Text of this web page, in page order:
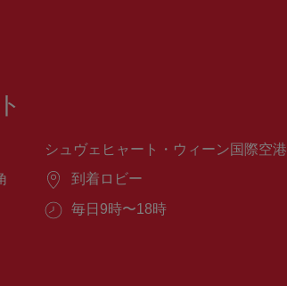
シュヴェヒャート・ウィーン国際空港
場
到着ロビー
営
毎日9時〜18時